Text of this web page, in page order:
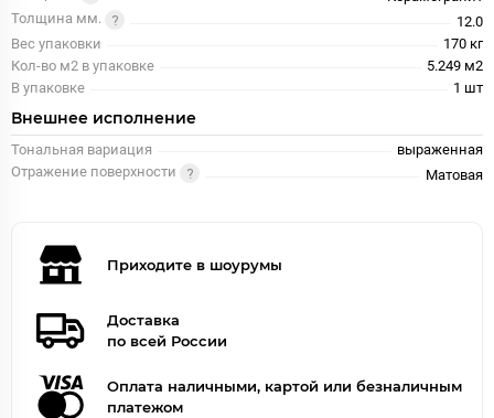
Толщина мм.
12.0
Вес упаковки
170 кг
Кол-во м2 в упаковке
5.249 м2
В упаковке
1 шт
Внешнее исполнение
Тональная вариация
выраженная
Отражение поверхности
Матовая
Приходите в шоурумы
Доставка
по всей России
Оплата наличными, картой или безналичным
платежом